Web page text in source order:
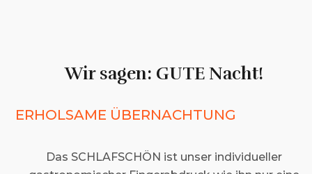
Wir sagen: GUTE Nacht!
ERHOLSAME ÜBERNACHTUNG
Das SCHLAFSCHÖN ist unser individueller